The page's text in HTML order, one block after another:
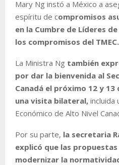
Mary Ng instó a México a
espíritu de compromisos
en la Cumbre de Líderes
los compromisos del TMEC.
La Ministra Ng también
por dar la bienvenida al
Canadá el próximo 12 y 13
una visita bilateral, incluida
Económico de Alto Nivel
Por su parte, la secretaria
explicó que las
modernizar la